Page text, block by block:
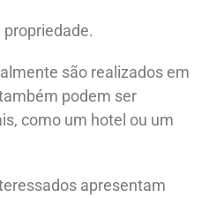
propriedade.
são realizados em
podem ser
como um hotel ou um
​​apresentam